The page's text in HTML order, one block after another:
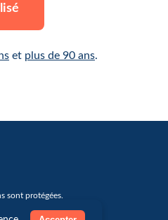
et plus de 90 ans.
sont protégées.
Cookie